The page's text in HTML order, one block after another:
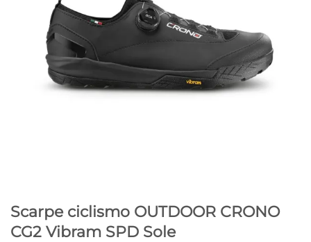
Scarpe ciclismo OUTDOOR CRONO
CG2 Vibram SPD Sole